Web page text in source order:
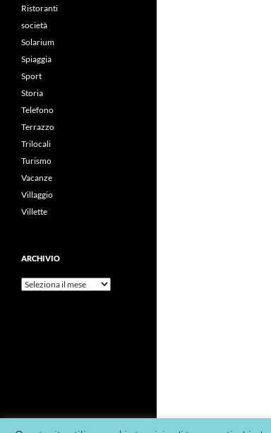
Ristoranti
società
Solarium
Spiaggia
Sport
Storia
Telefono
Terrazzo
Trilocali
Turismo
Vacanze
Villaggio
Villette
ARCHIVIO
Archivio